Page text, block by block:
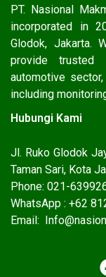
PT. Nasional
incorporated in
Glodok, Jakarta.
provide trusted
automotive
including
Hubungi Kami
Jl. Ruko Glodok
Taman Sari, Kota
Phone: 021-
WhatsApp : ‪+62
Email: